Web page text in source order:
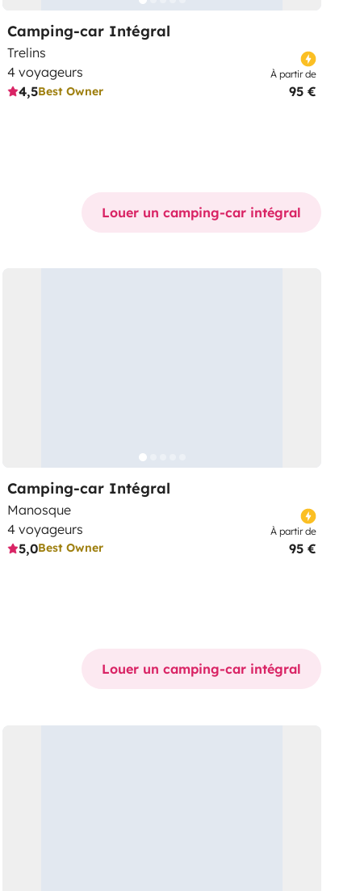
Camping-car Intégral
Trelins
4 voyageurs
4,5Best Owner
À partir de
95 €
Louer un camping-car intégral
Camping-car Intégral
Manosque
4 voyageurs
5,0Best Owner
À partir de
95 €
Louer un camping-car intégral